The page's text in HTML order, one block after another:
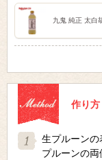
九鬼 純正 太白
作り方
生プルーンの
プルーンの